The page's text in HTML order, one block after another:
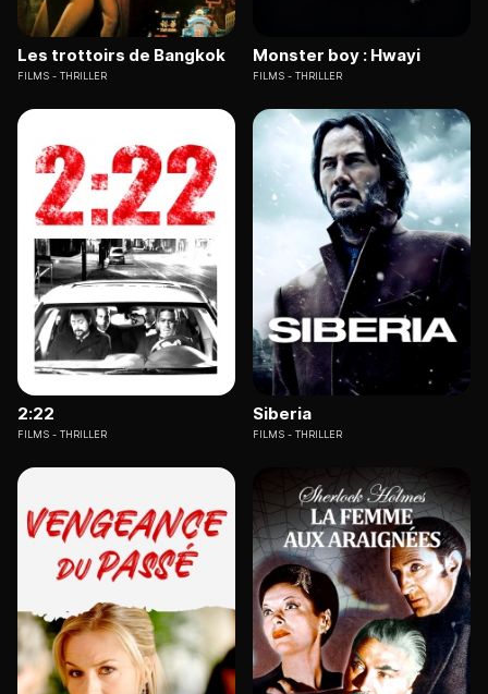
Les trottoirs de Bangkok
FILMS THRILLER
Monster boy : Hwayi
FILMS THRILLER
2:22
FILMS THRILLER
Siberia
FILMS THRILLER